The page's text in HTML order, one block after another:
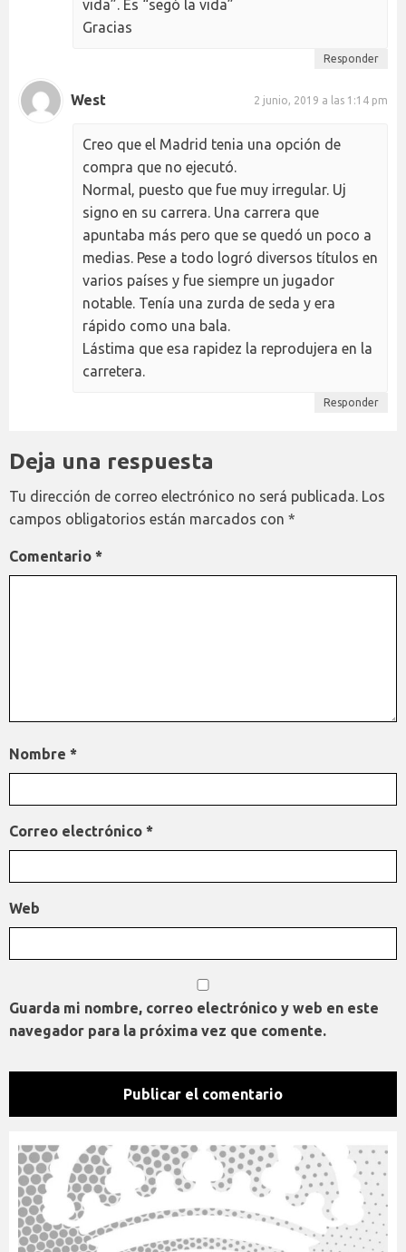
vida”. Es “segó la vida”
Gracias
Responder
West 2 junio, 2019 a las 1:14 pm
Creo que el Madrid tenia una opción de
compra que no ejecutó.
Normal, puesto que fue muy irregular. Uj
signo en su carrera. Una carrera que
apuntaba más pero que se quedó un poco a
medias. Pese a todo logró diversos títulos en
varios países y fue siempre un jugador
notable. Tenía una zurda de seda y era
rápido como una bala.
Lástima que esa rapidez la reprodujera en la
carretera.
Responder
Deja una respuesta
Tu dirección de correo electrónico no será publicada. Los
campos obligatorios están marcados con *
Comentario *
Nombre *
Correo electrónico *
Web
Guarda mi nombre, correo electrónico y web en este
navegador para la próxima vez que comente.